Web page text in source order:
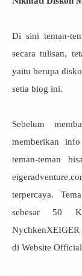
Di sini teman-
secara tulisan,
yaitu berupa
setia blog ini.
Sebelum
memberikan
teman-teman
terpercaya.
sebesar 50 K
di Website